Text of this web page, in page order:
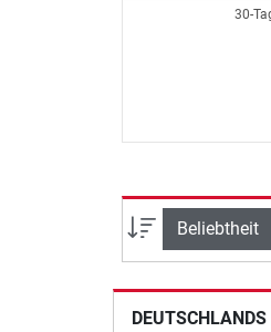
30-
Sortierung
DEUTSCHLANDS